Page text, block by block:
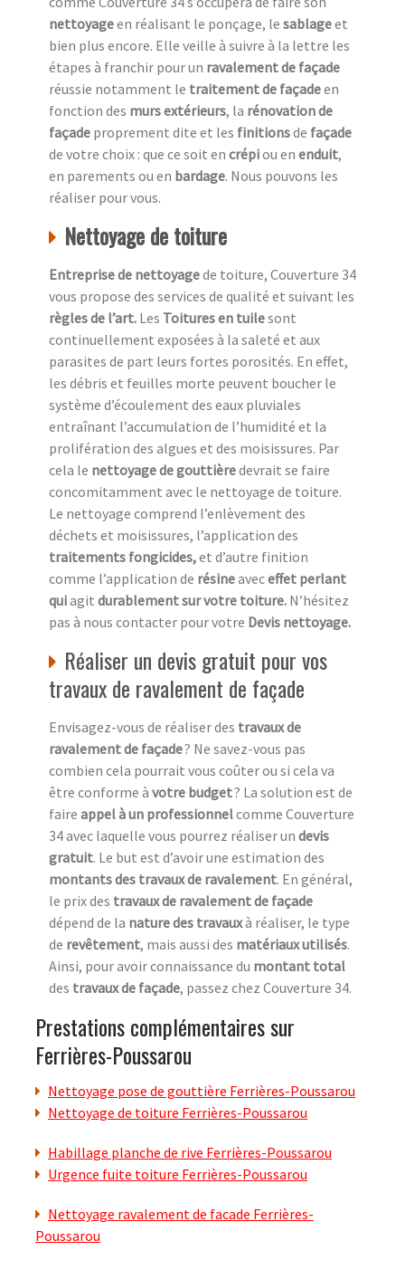
nettoyageen réalisant le ponçage, le sablageet
bien plus encore. Elle veille à suivre à la lettre les
étapes à franchir pour un ravalement de façade
réussie notamment le traitement de façadeen
fonction des murs extérieurs, la rénovation de
façade proprement dite et les finitionsde façade
de votre choix : que ce soit en crépiou en enduit,
en parements ou en bardage. Nous pouvons les
réaliser pour vous.
Nettoyage de toiture
Entreprise de nettoyagede toiture, Couverture 34
vous propose des services de qualité et suivant les
règles de l’art. Les Toitures en tuilesont
continuellement exposées à la saleté et aux
parasites de part leurs fortes porosités. En effet,
les débris et feuilles morte peuvent boucher le
système d’écoulement des eaux pluviales
entraînant l’accumulation de l’humidité et la
prolifération des algues et des moisissures. Par
cela le nettoyage de gouttièredevrait se faire
concomitamment avec le nettoyage de toiture.
Le nettoyage comprend l’enlèvement des
déchets et moisissures, l’application des
traitements fongicides,et d’autre finition
comme l’application de résineaveceffet perlant
quiagit durablement sur votre toiture. N’hésitez
pas à nous contacter pour votre Devis nettoyage.
Réaliser un devis gratuit pour vos
travaux de ravalement de façade
Envisagez-vous de réaliser des travaux de
ravalement de façade? Ne savez-vous pas
combien cela pourrait vous coûter ou si cela va
être conforme à votre budget? La solution est de
faire appel à un professionnelcomme Couverture
34 avec laquelle vous pourrez réaliser un devis
gratuit. Le but est d’avoir une estimation des
montants des travaux de ravalement. En général,
le prix des travaux de ravalement de façade
dépend de la nature des travauxà réaliser, le type
de revêtement, mais aussi des matériaux utilisés.
Ainsi, pour avoir connaissance du montant total
des travaux de façade, passez chez Couverture 34.
Prestations complémentaires sur
Ferrières-Poussarou
Nettoyage pose de gouttière Ferrières-Poussarou
Nettoyage de toiture Ferrières-Poussarou
Habillage planche de rive Ferrières-Poussarou
Urgence fuite toiture Ferrières-Poussarou
Nettoyage ravalement de facade Ferrières-
Poussarou